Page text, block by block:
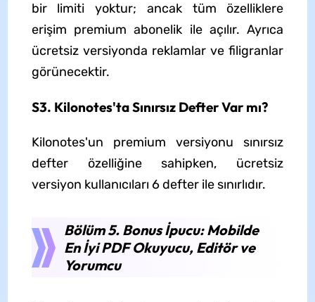
bir limiti yoktur; ancak tüm özelliklere
erişim premium abonelik ile açılır. Ayrıca
ücretsiz versiyonda reklamlar ve filigranlar
görünecektir.
S3. Kilonotes'ta Sınırsız Defter Var mı?
Kilonotes'un premium versiyonu sınırsız
defter özelliğine sahipken, ücretsiz
versiyon kullanıcıları 6 defter ile sınırlıdır.
Bölüm 5. Bonus İpucu: Mobilde
En İyi PDF Okuyucu, Editör ve
Yorumcu